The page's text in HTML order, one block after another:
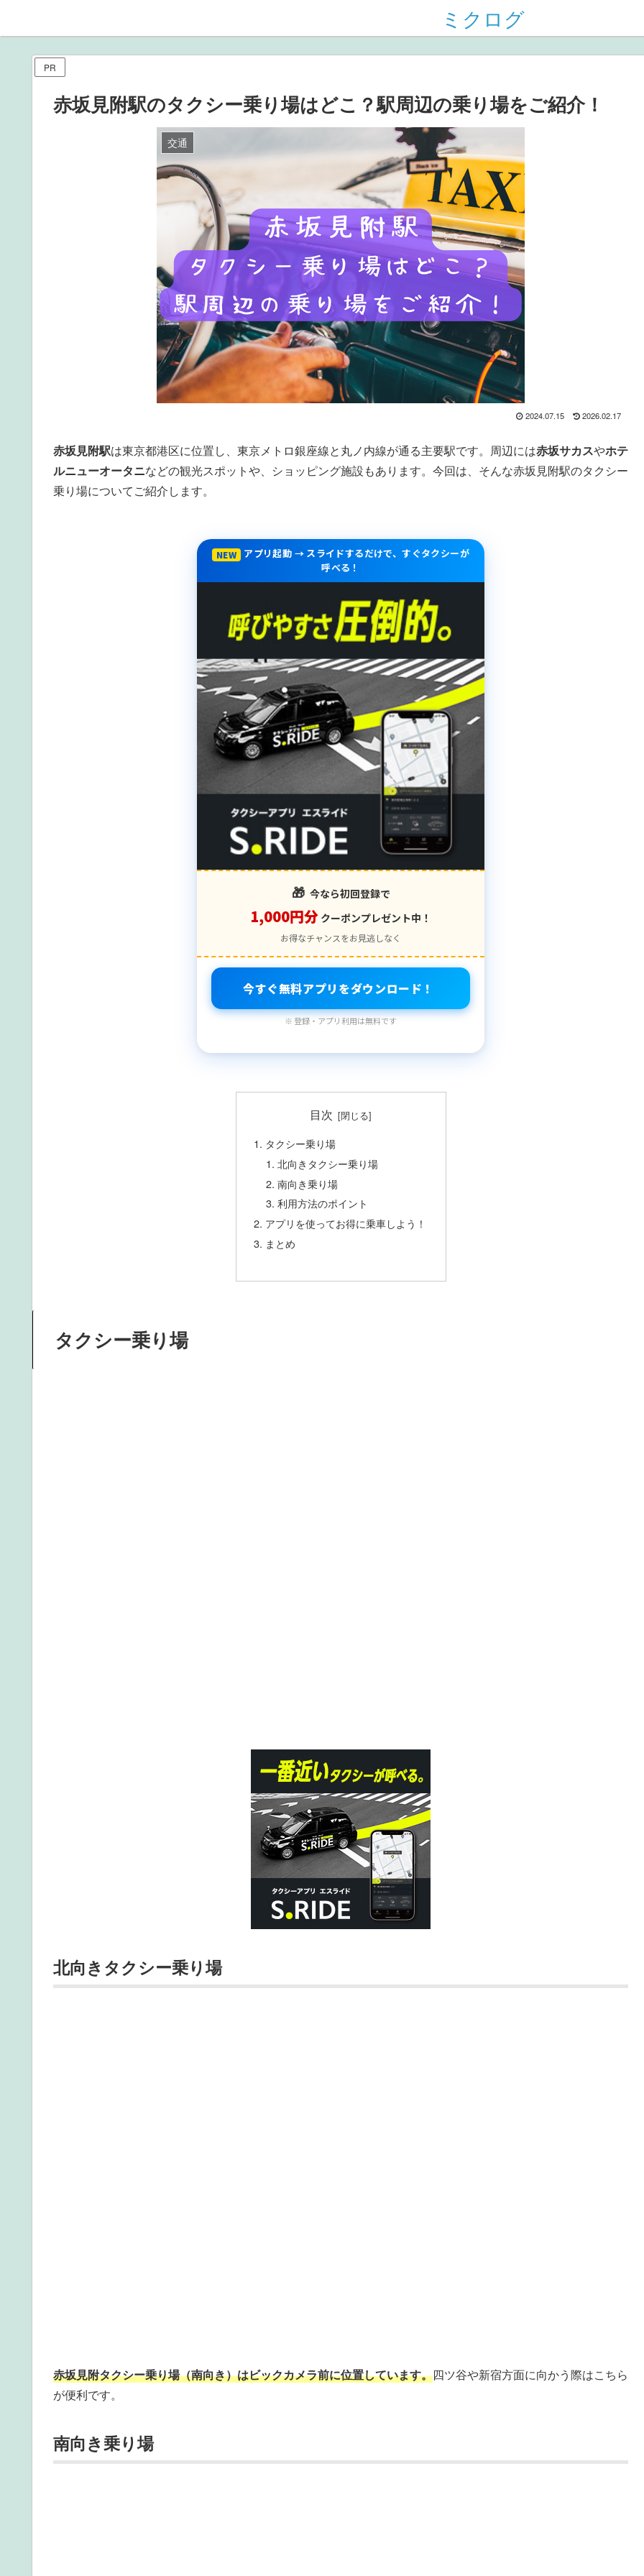
ミクログ
PR
赤坂見附駅のタクシー乗り場はどこ？駅周辺の乗り場をご紹介！
交通
2024.07.15 2026.02.17
赤坂見附駅は東京都港区に位置し、東京メトロ銀座線と丸ノ内線が通る主要駅です。周辺には赤坂サカスやホテ
ルニューオータニなどの観光スポットや、ショッピング施設もあります。今回は、そんな赤坂見附駅のタクシー
乗り場についてご紹介します。
NEW
アプリ起動 → スライドするだけで、すぐタクシーが
呼べる！
🎁 今なら初回登録で
1,000円分 クーポンプレゼント中！
お得なチャンスをお見逃しなく
今すぐ無料アプリをダウンロード！
※ 登録・アプリ利用は無料です
目次
タクシー乗り場
北向きタクシー乗り場
南向き乗り場
利用方法のポイント
アプリを使ってお得に乗車しよう！
まとめ
タクシー乗り場
北向きタクシー乗り場
赤坂見附タクシー乗り場（南向き）はビックカメラ前に位置しています。四ツ谷や新宿方面に向かう際はこちら
が便利です。
南向き乗り場